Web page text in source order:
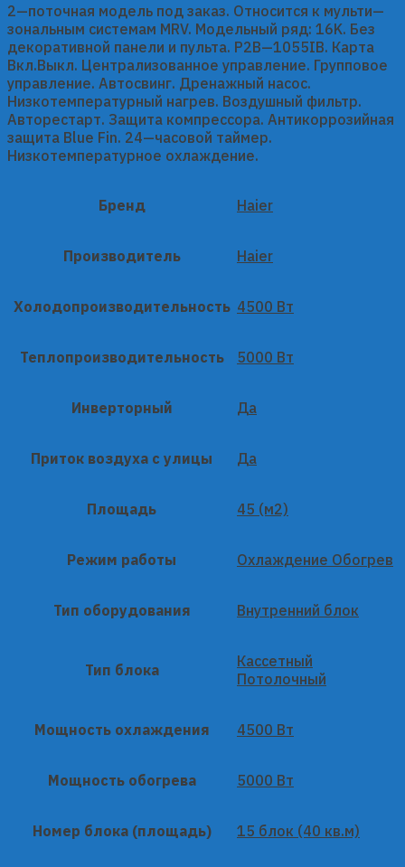
2—поточная модель под заказ. Относится к мульти—
зональным системам MRV. Модельный ряд: 16K. Без
декоративной панели и пульта. P2B—1055IB. Карта
Вкл.Выкл. Централизованное управление. Групповое
управление. Автосвинг. Дренажный насос.
Низкотемпературный нагрев. Воздушный фильтр.
Авторестарт. Защита компрессора. Антикоррозийная
защита Blue Fin. 24—часовой таймер.
Низкотемпературное охлаждение.
Бренд Haier
Производитель Haier
Холодопроизводительность 4500 Вт
Теплопроизводительность 5000 Вт
Инверторный Да
Приток воздуха с улицы Да
Площадь 45 (м2)
Режим работы Охлаждение Обогрев
Тип оборудования Внутренний блок
Тип блока
Кассетный
Потолочный
Мощность охлаждения 4500 Вт
Мощность обогрева 5000 Вт
Номер блока (площадь) 15 блок (40 кв.м)